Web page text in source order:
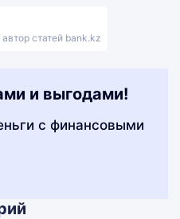
статей bank.kz
и выгодами!
с финансовыми